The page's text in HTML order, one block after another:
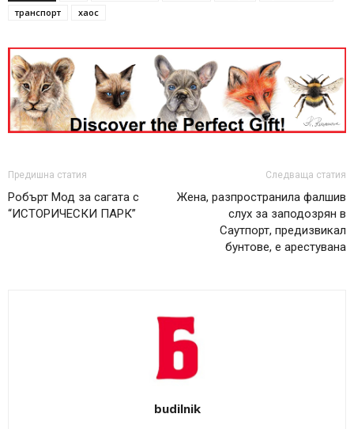
транспорт
хаос
Предишна статия
Робърт Мод за сагата с
“ИСТОРИЧЕСКИ ПАРК”
Следваща статия
Жена, разпространила фалшив
слух за заподозрян в
Саутпорт, предизвикал
бунтове, е арестувана
budilnik